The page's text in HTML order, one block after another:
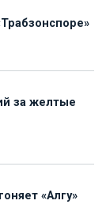
за желтые
«Алгу»